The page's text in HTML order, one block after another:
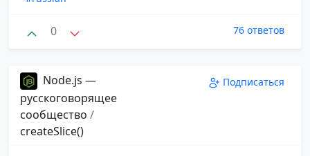
0 76 ответов
Node.js —
русскоговорящее
сообщество /
createSlice()
Подписаться